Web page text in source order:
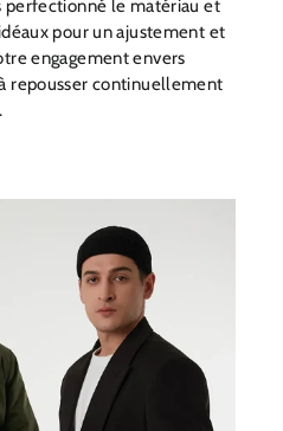
perfectionné le matériau et
pour un ajustement et
engagement envers
repousser continuellement